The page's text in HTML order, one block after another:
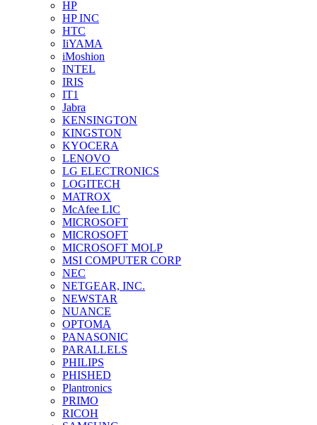
HP
HP INC
HTC
IiYAMA
iMoshion
INTEL
IRIS
IT1
Jabra
KENSINGTON
KINGSTON
KYOCERA
LENOVO
LG ELECTRONICS
LOGITECH
MATROX
McAfee LIC
MICROSOFT
MICROSOFT
MICROSOFT MOLP
MSI COMPUTER CORP
NEC
NETGEAR, INC.
NEWSTAR
NUANCE
OPTOMA
PANASONIC
PARALLELS
PHILIPS
PHISHED
Plantronics
PRIMO
RICOH